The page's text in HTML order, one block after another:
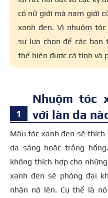
thường
xác.
có nữ giới mà nam giới
xanh đen. Vì nhuộm
sự lựa chọn để các
thể hiện được cá tính và
Nhuộm tóc
với làn da
Màu tóc xanh đen sẽ thích
da sáng hoặc trắng hồng.
không thích hợp cho
xanh đen sẽ phóng đại
nhân nó lên. Cụ thể là